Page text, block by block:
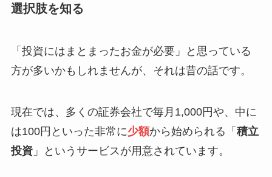
選択肢を知る
「投資にはまとまったお金が必要」と思っている
方が多いかもしれませんが、それは昔の話です。
現在では、多くの証券会社で毎月1,000円や、中に
は100円といった非常に少額から始められる「 積立
投資」というサービスが用意されています。